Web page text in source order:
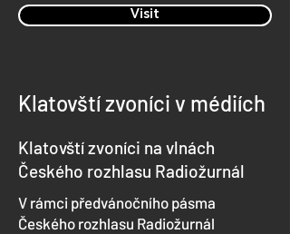
Visit
Klatovští zvoníci v médiích
Klatovští zvoníci na vlnách
Českého rozhlasu Radiožurnál
V rámci předvánočního pásma
Českého rozhlasu Radiožurnál